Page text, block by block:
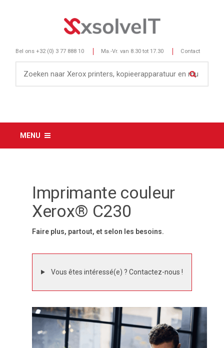
Bel ons +32 (0) 3 77 888 10 Ma.-Vr. van 8.30 tot 17.30 Contact
MENU
Imprimante couleur
Xerox® C230
Faire plus, partout, et selon les besoins.
Vous êtes intéressé(e) ? Contactez-nous !